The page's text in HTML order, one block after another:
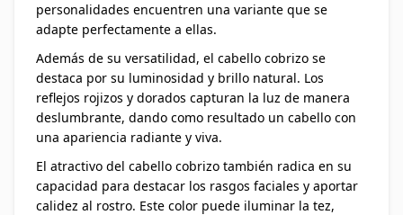
personalidades encuentren una variante que se
adapte perfectamente a ellas.
Además de su versatilidad, el cabello cobrizo se
destaca por su luminosidad y brillo natural. Los
reflejos rojizos y dorados capturan la luz de manera
deslumbrante, dando como resultado un cabello con
una apariencia radiante y viva.
El atractivo del cabello cobrizo también radica en su
capacidad para destacar los rasgos faciales y aportar
calidez al rostro. Este color puede iluminar la tez,